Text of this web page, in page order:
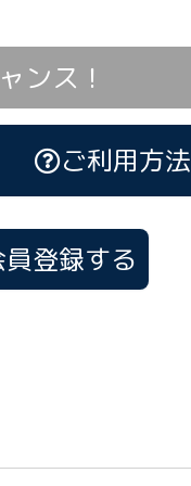
ンス！
ご利用方法
登録する